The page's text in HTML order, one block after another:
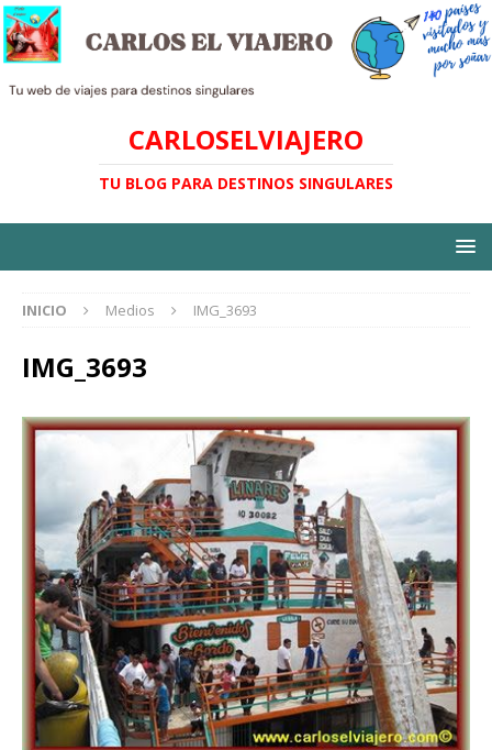
CARLOSELVIAJERO
TU BLOG PARA DESTINOS SINGULARES
INICIO Medios IMG_3693
IMG_3693